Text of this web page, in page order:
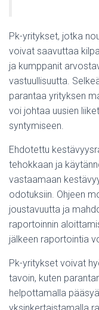
Pk-yritykset, jotka
voivat saavuttaa
ja kumppanit
vastuullisuutta.
parantaa yrityksen
voi johtaa uusien
syntymiseen.
Ehdotettu
tehokkaan ja
vastaamaan
odotuksiin. Ohjeen
joustavuutta ja
raportoinnin
jälkeen raportointia
Pk-yritykset voivat
tavoin, kuten
helpottamalla